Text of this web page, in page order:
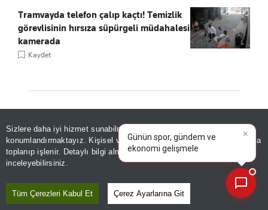
Sizlere daha iyi hizmet sunabilmek adına sitemizde
konumlandırmaktayız. Kişisel verileriniz, KVKK ve GDPR kapsamında
toplanıp işlenir. Detaylı bilgi almak içinAydınlatma Metnimizi
inceleyebilirsiniz.
Tüm Çerezleri Kabul Et Çerez Ayarlarına Git
Tramvayda telefon çalıp kaçtı! Temizlik
görevlisinin hırsıza süpürgeli müdahalesi
kamerada
Kaydet
ÖNE ÇIKANLAR ×
Günün spor, gündem ve
ekonomi gelişmelerini analiz
edin!